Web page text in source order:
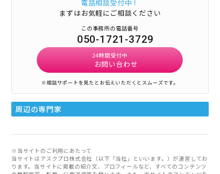
電話相談受付中！
まずはお気軽にご相談ください
この事務所の電話番号
050-1721-3729
24時間受付中
お問い合わせ
※相談サポートを見たとお伝えいただくとスムーズです。
周辺の専門家
※当サイトのご利用にあたって
当サイトはアスクプロ株式会社（以下「当社」といいます。）が運営してお
ります。当サイトに掲載の紹介文、プロフィールなど、すべてのコンテンツ